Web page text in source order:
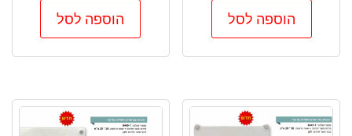
הוספה לסל הוספה לסל